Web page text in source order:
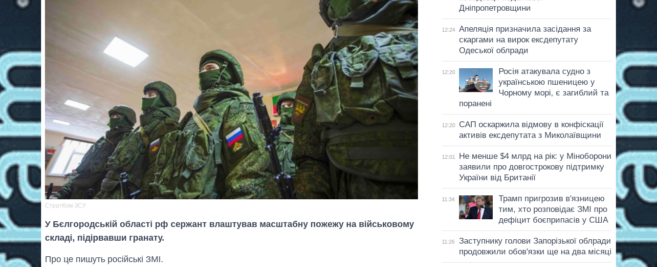
СтратКом ЗСУ
У Бєлгородській області рф сержант влаштував масштабну пожежу на військовому
складі, підірвавши гранату.
Про це пишуть російські ЗМІ.
Дніпропетровщини
12:24
Апеляція призначила засідання за
скаргами на вирок ексдепутату
Одеської облради
12:20
Росія атакувала судно з
українською пшеницею у
Чорному морі, є загиблий та
поранені
12:20
САП оскаржила відмову в конфіскації
активів ексдепутата з Миколаївщини
12:01
Не менше $4 млрд на рік: у Міноборони
заявили про довгострокову підтримку
України від Британії
11:34
Трамп пригрозив в'язницею
тим, хто розповідає ЗМІ про
дефіцит боєприпасів у США
11:26
Заступнику голови Запорізької облради
продовжили обов'язки ще на два місяці